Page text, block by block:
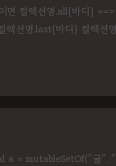
컬렉션명.all{바디}
렉션명.last{바디} 컬렉
수 있도록 사용
= mutableSetOf("귤",